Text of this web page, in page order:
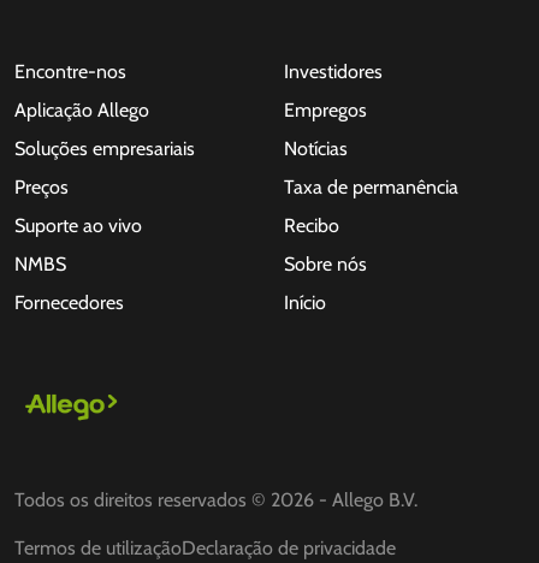
Encontre-nos
Aplicação Allego
Soluções empresariais
Preços
Suporte ao vivo
NMBS
Fornecedores
Investidores
Empregos
Notícias
Taxa de permanência
Recibo
Sobre nós
Início
Todos os direitos reservados © 2026 - Allego B.V.
Termos de utilizaçãoDeclaração de privacidade